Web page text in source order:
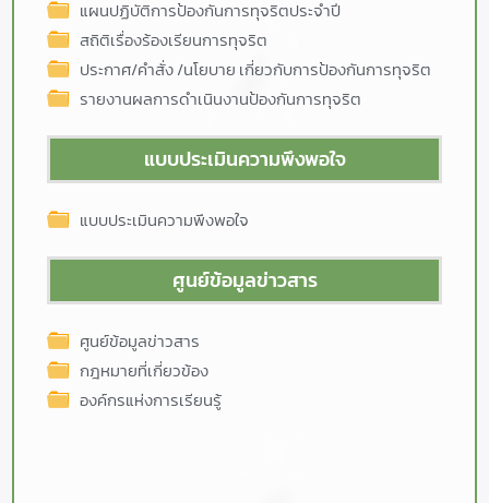
แผนปฏิบัติการป้องกันการทุจริตประจำปี
สถิติเรื่องร้องเรียนการทุจริต
ประกาศ/คำสั่ง /นโยบาย เกี่ยวกับการป้องกันการทุจริต
รายงานผลการดำเนินงานป้องกันการทุจริต
แบบประเมินความพึงพอใจ
แบบประเมินความพึงพอใจ
ศูนย์ข้อมูลข่าวสาร
ศูนย์ข้อมูลข่าวสาร
กฎหมายที่เกี่ยวข้อง
องค์กรแห่งการเรียนรู้